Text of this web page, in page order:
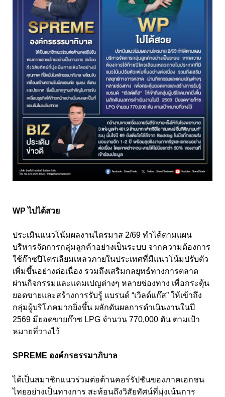
WP ไปได้สวย
ประเมินแนวโน้มผลงานไตรมาส 2/69 ทำได้ตามแผน
บริหารจัดการกลุ่มลูกค้าอย่างเป็นระบบ จากความต้องการ
ใช้ก๊าซปิโตรเลียมเหลวภายในประเทศที่มีแนวโน้มปรับตัว
เพิ่มขึ้นอย่างต่อเนื่อง รวมถึงเสริมกลยุทธ์ทางการตลาด
ผ่านกิจกรรมและแคมเปญต่างๆ หลายช่องทาง เพื่อกระตุ้น
ยอดขายและสร้างการรับรู้ แบรนด์ “เวิลด์แก๊ส” ให้เข้าถึง
กลุ่มผู้บริโภคมากยิ่งขึ้น ผลักดันผลการดำเนินงานในปี
2569 มียอดขายก๊าซ LPG จำนวน 770,000 ตัน ตามเป้า
หมายที่วางไว้
SPREME องค์กรธรรมาภิบาล
ได้เป็นสมาชิกแนวร่วมต่อต้านคอร์รัปชันของภาคเอกชน
ไทยอย่างเป็นทางการ สะท้อนถึงวิสัยทัศน์ที่มุ่งเน้นการ